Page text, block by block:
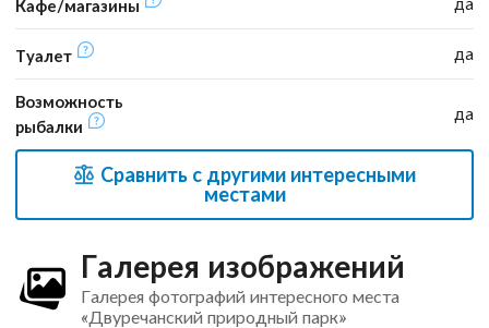
Кафе/магазины
Туалет да
Возможность
рыбалки
да
Сравнить с другими интересными
местами
Галерея изображений
Галерея фотографий интересного места
«Двуречанский природный парк»